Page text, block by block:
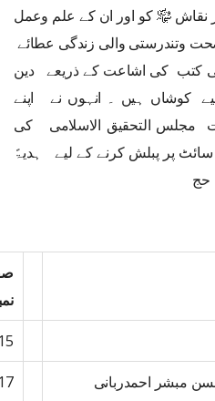
﷾ کو اور ان کے علم وعمل
وتندرستی والی زندگی عطائے
کتب کی اشاعت کے ذریعے دین
کوشاں ہیں ۔ انہوں نے اپنے
مجلس التحقیق الاسلامی کی
پر پبلش کرنے کے لیے ہدیۃً
حج
مبشر احمدربانی